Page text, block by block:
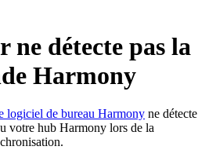
détecte pas la
Harmony
logiciel de bureau Harmony ne détecte
votre hub Harmony lors de la